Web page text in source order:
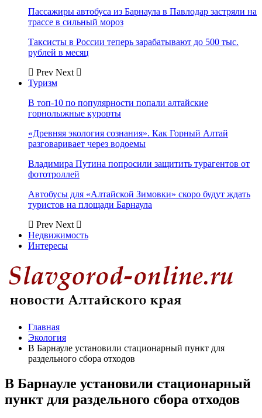
Пассажиры автобуса из Барнаула в Павлодар застряли на
трассе в сильный мороз
Таксисты в России теперь зарабатывают до 500 тыс.
рублей в месяц
Prev Next
Туризм
В топ-10 по популярности попали алтайские
горнолыжные курорты
«Древняя экология сознания». Как Горный Алтай
разговаривает через водоемы
Владимира Путина попросили защитить турагентов от
фототроллей
Автобусы для «Алтайской Зимовки» скоро будут ждать
туристов на площади Барнаула
Prev Next
Недвижимость
Интересы
Главная
Экология
В Барнауле установили стационарный пункт для
раздельного сбора отходов
В Барнауле установили стационарный
пункт для раздельного сбора отходов